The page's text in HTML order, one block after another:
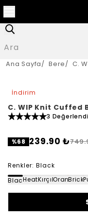
Ana Sayfa/ Bere/ C.
İndirim
C. WIP Knit Cuffed
3
%68 239.90 ₺
Renkler: Black
BlackHeater Grey
Kırçıllı Koyu Gri
Orange
Brick